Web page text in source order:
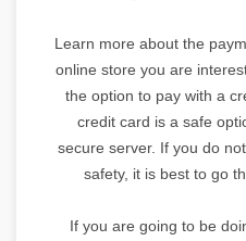
Learn more about the
online store you are
the option to pay with a
credit card is a safe
secure server. If you do
safety, it is best to go
If you are going to be